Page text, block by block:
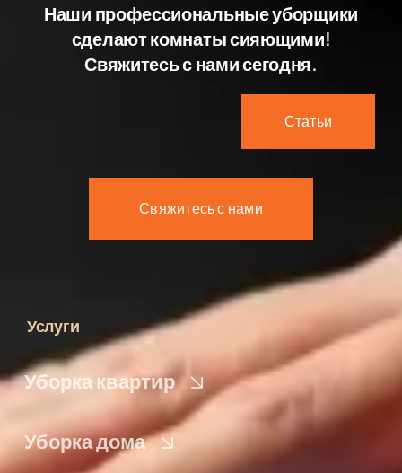
Наши профессиональные уборщики
сделают комнаты сияющими!
Свяжитесь с нами сегодня.
Статьи
Свяжитесь с нами
Услуги
Уборка квартир
Уборка дома